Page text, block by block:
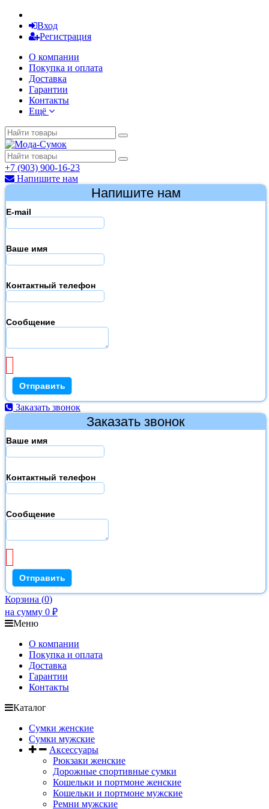
Вход
Регистрация
О компании
Покупка и оплата
Доставка
Гарантии
Контакты
Ещё
+7 (903) 900-16-23
Напишите нам
Напишите нам
E-mail
Ваше имя
Контактный телефон
Сообщение
Заказать звонок
Заказать звонок
Ваше имя
Контактный телефон
Сообщение
Корзина (0)
на сумму 0 ₽
Меню
О компании
Покупка и оплата
Доставка
Гарантии
Контакты
Каталог
Сумки женские
Сумки мужские
Аксессуары
Рюкзаки женские
Дорожные спортивные сумки
Кошельки и портмоне женские
Кошельки и портмоне мужские
Ремни мужские